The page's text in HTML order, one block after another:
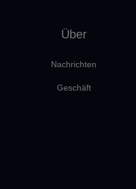
Über
Nachrichten
Geschäft